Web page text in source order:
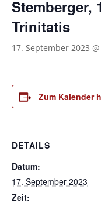
Stemberger,
Trinitatis
17. September 2023
Zum Kalender
DETAILS
Datum:
17. September 2023
Zeit: